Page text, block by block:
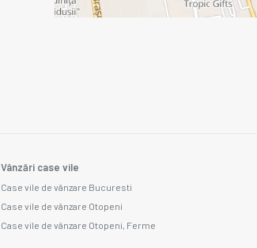
Vânzări case vile
Case vile de vânzare Bucuresti
Case vile de vânzare Otopeni
Case vile de vânzare Otopeni, Ferme